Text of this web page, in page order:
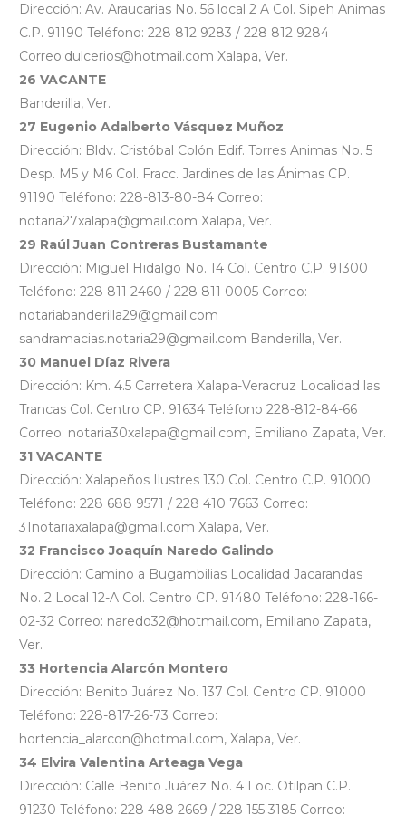
Dirección: Av. Araucarias No. 56 local 2 A Col. Sipeh Animas
C.P. 91190 Teléfono: 228 812 9283 / 228 812 9284
Correo:dulcerios@hotmail.com Xalapa, Ver.
26 VACANTE
Banderilla, Ver.
27 Eugenio Adalberto Vásquez Muñoz
Dirección: Bldv. Cristóbal Colón Edif. Torres Animas No. 5
Desp. M5 y M6 Col. Fracc. Jardines de las Ánimas CP.
91190 Teléfono: 228-813-80-84 Correo:
notaria27xalapa@gmail.com Xalapa, Ver.
29 Raúl Juan Contreras Bustamante
Dirección: Miguel Hidalgo No. 14 Col. Centro C.P. 91300
Teléfono: 228 811 2460 / 228 811 0005 Correo:
notariabanderilla29@gmail.com
sandramacias.notaria29@gmail.com Banderilla, Ver.
30 Manuel Díaz Rivera
Dirección: Km. 4.5 Carretera Xalapa-Veracruz Localidad las
Trancas Col. Centro CP. 91634 Teléfono 228-812-84-66
Correo: notaria30xalapa@gmail.com, Emiliano Zapata, Ver.
31 VACANTE
Dirección: Xalapeños Ilustres 130 Col. Centro C.P. 91000
Teléfono: 228 688 9571 / 228 410 7663 Correo:
31notariaxalapa@gmail.com Xalapa, Ver.
32 Francisco Joaquín Naredo Galindo
Dirección: Camino a Bugambilias Localidad Jacarandas
No. 2 Local 12-A Col. Centro CP. 91480 Teléfono: 228-166-
02-32 Correo: naredo32@hotmail.com, Emiliano Zapata,
Ver.
33 Hortencia Alarcón Montero
Dirección: Benito Juárez No. 137 Col. Centro CP. 91000
Teléfono: 228-817-26-73 Correo:
hortencia_alarcon@hotmail.com, Xalapa, Ver.
34 Elvira Valentina Arteaga Vega
Dirección: Calle Benito Juárez No. 4 Loc. Otilpan C.P.
91230 Teléfono: 228 488 2669 / 228 155 3185 Correo: